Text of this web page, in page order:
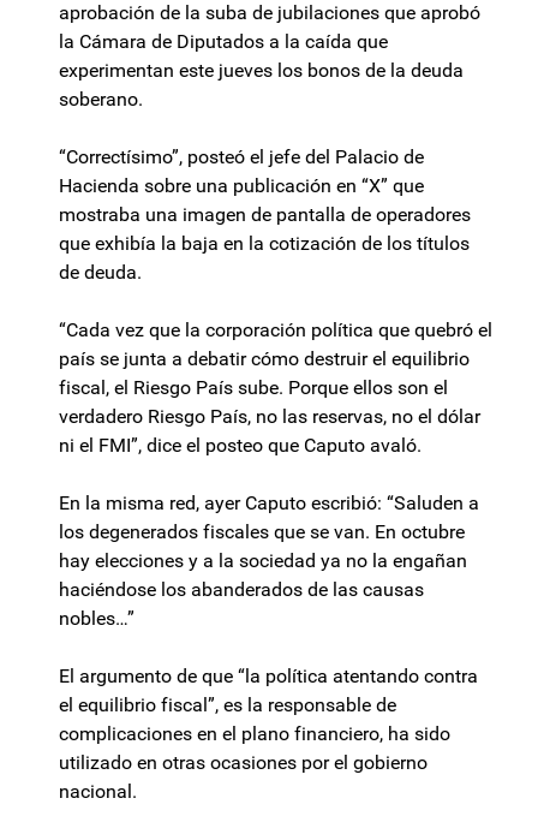
aprobación de la suba de jubilaciones que aprobó
la Cámara de Diputados a la caída que
experimentan este jueves los bonos de la deuda
soberano.
“Correctísimo”, posteó el jefe del Palacio de
Hacienda sobre una publicación en “X” que
mostraba una imagen de pantalla de operadores
que exhibía la baja en la cotización de los títulos
de deuda.
“Cada vez que la corporación política que quebró el
país se junta a debatir cómo destruir el equilibrio
fiscal, el Riesgo País sube. Porque ellos son el
verdadero Riesgo País, no las reservas, no el dólar
ni el FMI”, dice el posteo que Caputo avaló.
En la misma red, ayer Caputo escribió: “Saluden a
los degenerados fiscales que se van. En octubre
hay elecciones y a la sociedad ya no la engañan
haciéndose los abanderados de las causas
nobles…”
El argumento de que “la política atentando contra
el equilibrio fiscal”, es la responsable de
complicaciones en el plano financiero, ha sido
utilizado en otras ocasiones por el gobierno
nacional.